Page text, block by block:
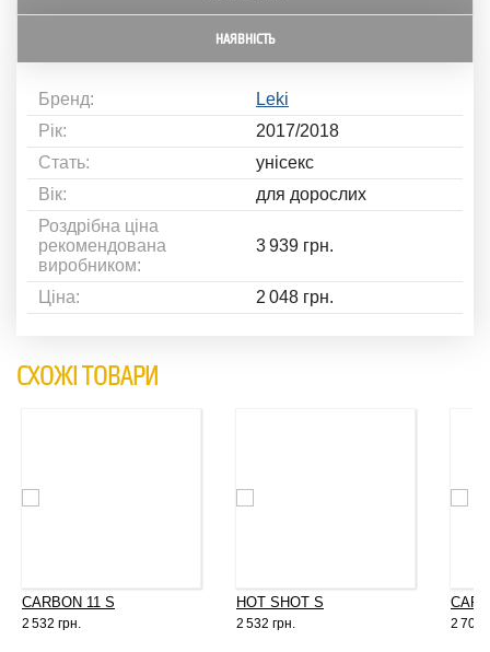
НАЯВНІСТЬ
Бренд:
Leki
Рік:
2017/2018
Стать:
унісекс
Вік:
для дорослих
Роздрібна ціна
рекомендована
виробником:
3 939 грн.
Ціна: 2 048 грн.
СХОЖІ ТОВАРИ
CARBON 11 S
2 532 грн.
HOT SHOT S
2 532 грн. 2 703